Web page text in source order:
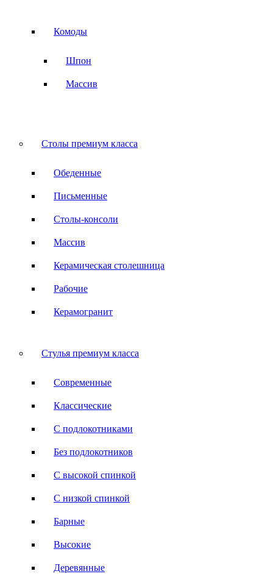
Комоды
Шпон
Массив
Столы премиум класса
Обеденные
Письменные
Столы-консоли
Массив
Керамическая столешница
Рабочие
Керамогранит
Стулья премиум класса
Современные
Классические
С подлокотниками
Без подлокотников
С высокой спинкой
С низкой спинкой
Барные
Высокие
Деревянные